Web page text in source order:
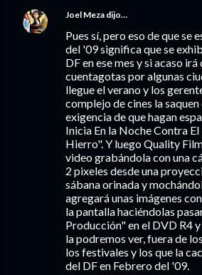
Joel Meza dijo…
Pues sí, pero eso de que se
del '09 significa que se
DF en ese mes y si acaso
cuentagotas por algunas
llegue el verano y los
complejo de cines la
exigencia de que hagan
Inicia En la Noche Contra
Hierro". Y luego Quality
video grabándola con una
2 pixeles desde una
sábana orinada y
agregará unas imágenes
la pantalla haciéndolas
Producción" en el DVD R4
la podremos ver, fuera de
los festivales y los que la
del DF en Febrero del '09.